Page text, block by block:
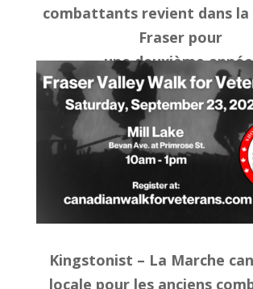
combattants revient dans la
Fraser pour
une deuxième
Kingstonist – La Marche
locale pour les anciens